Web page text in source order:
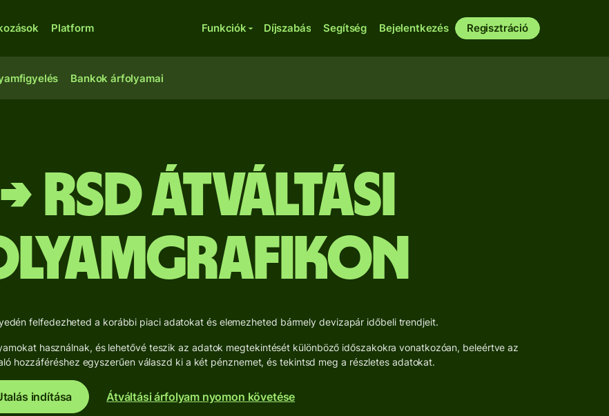
Platform Funkciók Díjszabás Segítség Bejelentkezés Regisztráció
Bankok árfolyamai
RSD Átváltási
felfedezheted a korábbi piaci adatokat és elemezheted bármely devizapár időbeli trendjeit.
használnak, és lehetővé teszik az adatok megtekintését különböző időszakokra vonatkozóan, beleértve az
hozzáféréshez egyszerűen válaszd ki a két pénznemet, és tekintsd meg a részletes adatokat.
indítása Átváltási árfolyam nyomon követése